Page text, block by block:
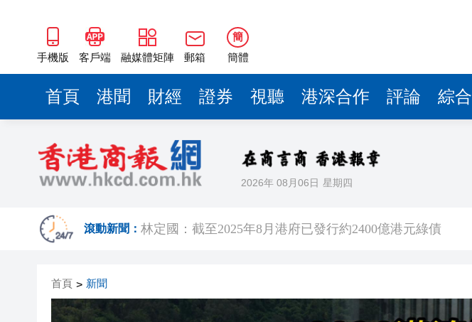
手機版 客戶端 融媒體矩陣 郵箱
簡
簡體
首頁 港聞 財經 證券 視聽 港深合作 評論 綜合
2026年 08月06日 星期四
滾動新聞：
皖休寧縣：梅雨時節搶險忙 護航出行保安暢
警方油尖打擊黑工及掃黃 拘捕30名男女
6月10日至8月31日免門票 皖黟縣各大景區端上「畢業禮」
我國成功發射通信技術試驗衛星二十六號A星
警方東九龍反非法勞工 拘捕11名男女
林定國：截至2025年8月港府已發行約2400億港元綠債
6月10日至8月31日免門票 皖黟縣各大景區端上「畢業禮」
首頁 > 新聞